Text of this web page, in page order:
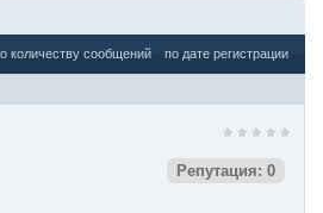
количеству сообщений по дате регистрации
Репутация: 0